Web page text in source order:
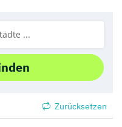
Zurücksetzen